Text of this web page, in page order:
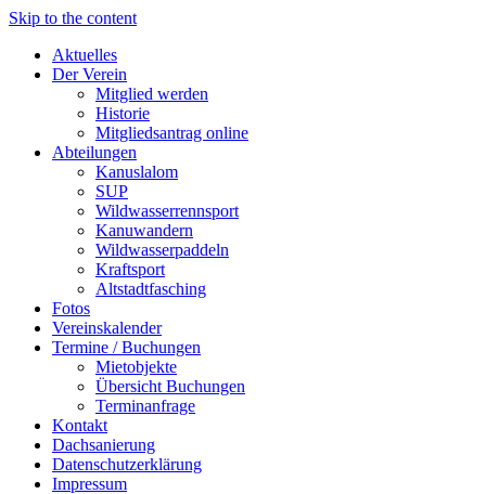
Skip to the content
Aktuelles
Der Verein
Mitglied werden
Historie
Mitgliedsantrag online
Abteilungen
Kanuslalom
SUP
Wildwasserrennsport
Kanuwandern
Wildwasserpaddeln
Kraftsport
Altstadtfasching
Fotos
Vereinskalender
Termine / Buchungen
Mietobjekte
Übersicht Buchungen
Terminanfrage
Kontakt
Dachsanierung
Datenschutzerklärung
Impressum